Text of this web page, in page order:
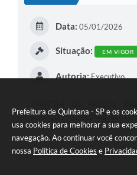
Prefeitura de Quintana - SP e os
usa cookies para melhorar a sua
navegação. Ao continuar você
nossa Política de Cookies e
Data: 05/01/2026
Situação: EM VIGOR
Autoria:Executivo
SERVIÇOS MUNICIPAIS PARA O